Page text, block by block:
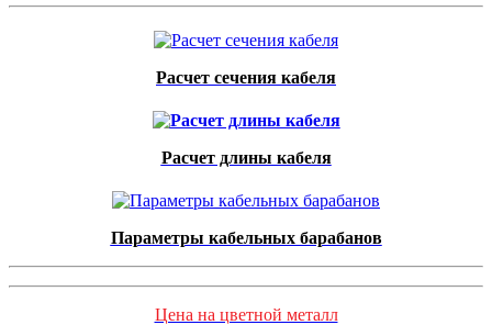
Расчет сечения кабеля
Расчет длины кабеля
Параметры кабельных барабанов
Цена на цветной металл